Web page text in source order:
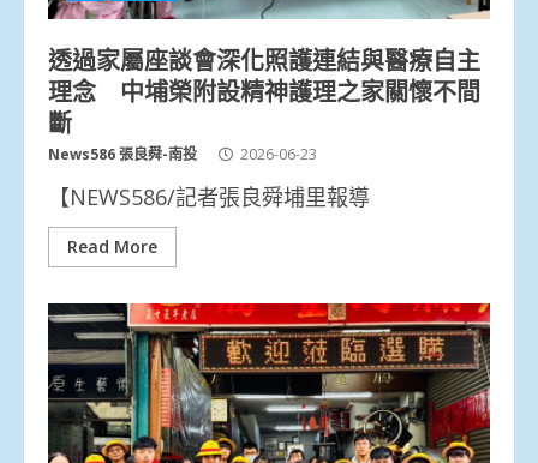
透過家屬座談會深化照護連結與醫療自主
理念 中埔榮附設精神護理之家關懷不間
斷
News586 張良舜-南投 2026-06-23
【NEWS586/記者張良舜埔里報導
Read More